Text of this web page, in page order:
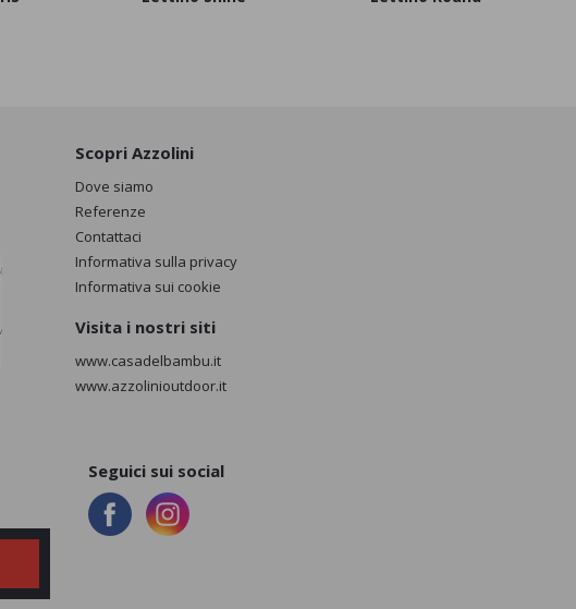
Scopri Azzolini
Dove siamo
Referenze
Contattaci
Informativa sulla privacy
Informativa sui cookie
Visita i nostri siti
www.casadelbambu.it
www.azzolinioutdoor.it
Seguici sui social